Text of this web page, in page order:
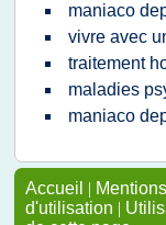
maniaco
vivre avec
traitement
maladies
maniaco
Accueil |
d'utilisation |